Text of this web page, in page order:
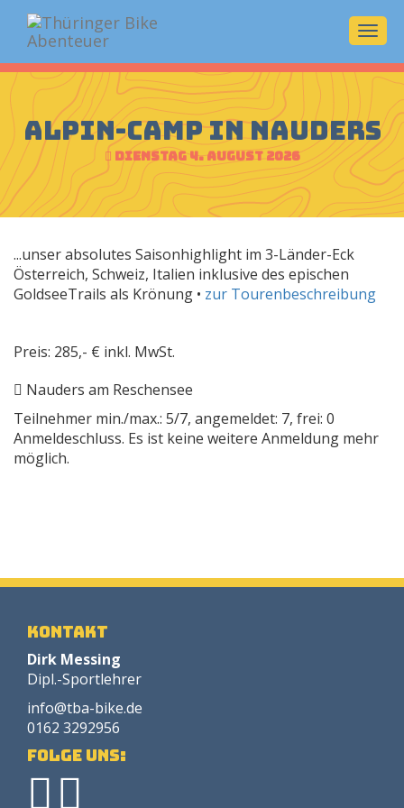
Alpin-Camp in Nauders
Dienstag 4. August 2026
...unser absolutes Saisonhighlight im 3-Länder-Eck
Österreich, Schweiz, Italien inklusive des epischen
GoldseeTrails als Krönung • zur Tourenbeschreibung
Preis: 285,- € inkl. MwSt.
Nauders am Reschensee
Teilnehmer min./max.: 5/7, angemeldet: 7, frei: 0
Anmeldeschluss. Es ist keine weitere Anmeldung mehr
möglich.
Kontakt
Dirk Messing
Dipl.-Sportlehrer
info@tba-bike.de
0162 3292956
Folge uns: